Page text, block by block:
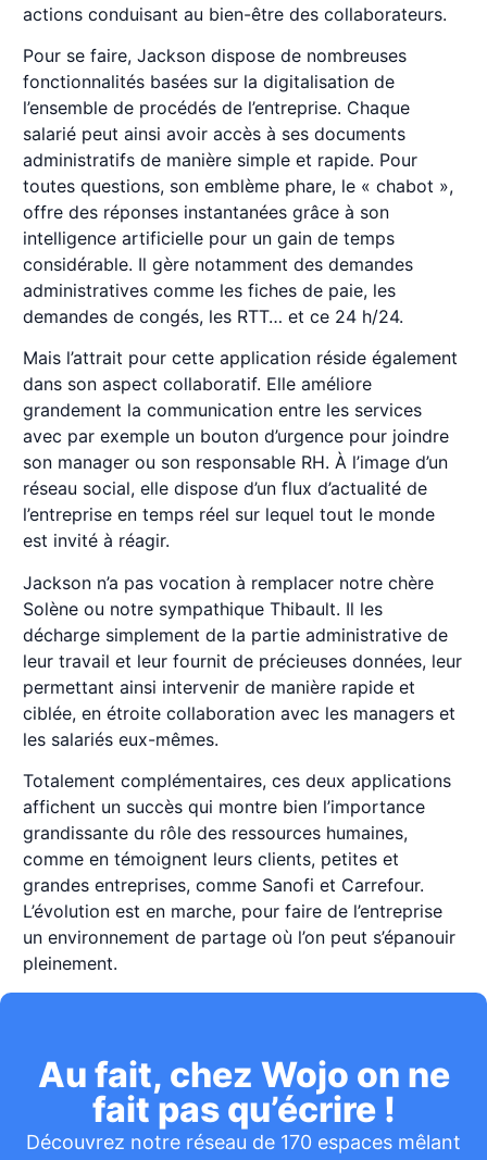
actions conduisant au bien-être des collaborateurs.
Pour se faire, Jackson dispose de nombreuses
fonctionnalités basées sur la digitalisation de
l’ensemble de procédés de l’entreprise. Chaque
salarié peut ainsi avoir accès à ses documents
administratifs de manière simple et rapide. Pour
toutes questions, son emblème phare, le « chabot »,
offre des réponses instantanées grâce à son
intelligence artificielle pour un gain de temps
considérable. Il gère notamment des demandes
administratives comme les fiches de paie, les
demandes de congés, les RTT… et ce 24 h/24.
Mais l’attrait pour cette application réside également
dans son aspect collaboratif. Elle améliore
grandement la communication entre les services
avec par exemple un bouton d’urgence pour joindre
son manager ou son responsable RH. À l’image d’un
réseau social, elle dispose d’un flux d’actualité de
l’entreprise en temps réel sur lequel tout le monde
est invité à réagir.
Jackson n’a pas vocation à remplacer notre chère
Solène ou notre sympathique Thibault. Il les
décharge simplement de la partie administrative de
leur travail et leur fournit de précieuses données, leur
permettant ainsi intervenir de manière rapide et
ciblée, en étroite collaboration avec les managers et
les salariés eux-mêmes.
Totalement complémentaires, ces deux applications
affichent un succès qui montre bien l’importance
grandissante du rôle des ressources humaines,
comme en témoignent leurs clients, petites et
grandes entreprises, comme Sanofi et Carrefour.
L’évolution est en marche, pour faire de l’entreprise
un environnement de partage où l’on peut s’épanouir
pleinement.
Au fait, chez Wojo on ne
fait pas qu’écrire !
Découvrez notre réseau de 170 espaces mêlant